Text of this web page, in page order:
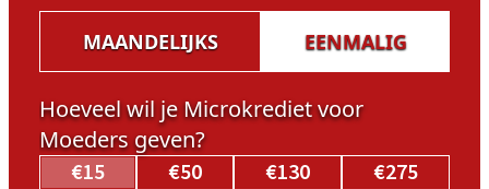
MAANDELIJKS EENMALIG
Hoeveel wil je Microkrediet voor
Moeders geven?
€15 €50 €130 €275